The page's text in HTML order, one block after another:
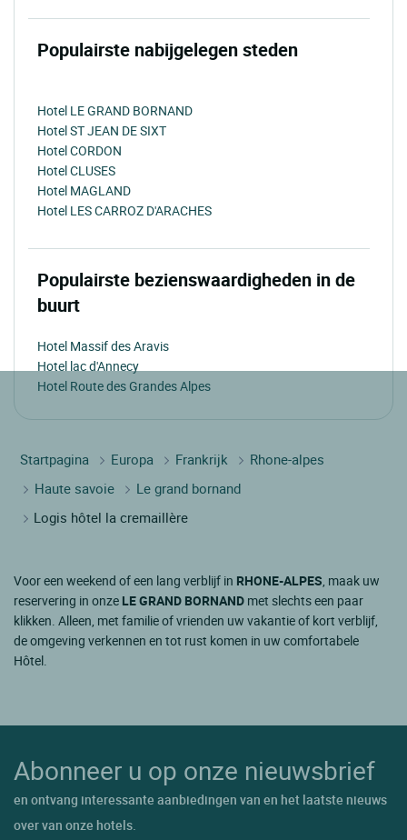
Populairste nabijgelegen steden
Hotel LE GRAND BORNAND
Hotel ST JEAN DE SIXT
Hotel CORDON
Hotel CLUSES
Hotel MAGLAND
Hotel LES CARROZ D'ARACHES
Populairste bezienswaardigheden in de
buurt
Hotel Massif des Aravis
Hotel lac d'Annecy
Hotel Route des Grandes Alpes
Startpagina Europa Frankrijk
Rhone-alpes
Haute savoie
Le grand bornand
Logis hôtel la cremaillère
Voor een weekend of een lang verblijf in RHONE-ALPES, maak uw
reservering in onze LE GRAND BORNAND met slechts een paar
klikken. Alleen, met familie of vrienden uw vakantie of kort verblijf,
de omgeving verkennen en tot rust komen in uw comfortabele
Hôtel.
Abonneer u op onze nieuwsbrief
en ontvang interessante aanbiedingen van en het laatste nieuws
over van onze hotels.